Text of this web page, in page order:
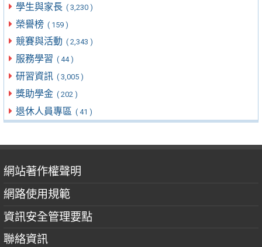
學生與家長 ( 3,230 )
榮譽榜 ( 159 )
競賽與活動 ( 2,343 )
服務學習 ( 44 )
研習資訊 ( 3,005 )
獎助學金 ( 202 )
退休人員專區 ( 41 )
網站著作權聲明
網路使用規範
資訊安全管理要點
聯絡資訊